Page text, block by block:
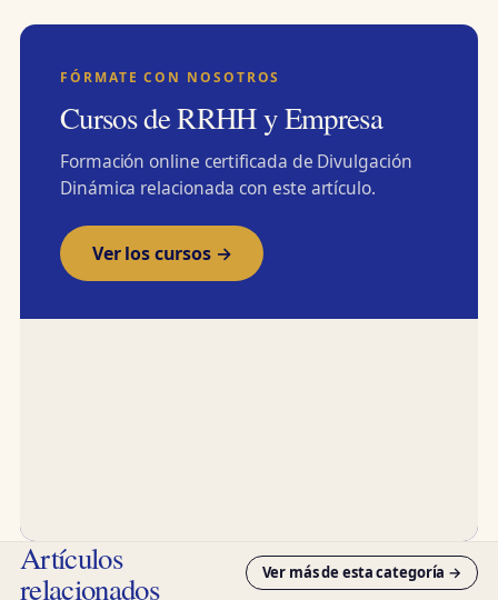
FÓRMATE CON NOSOTROS
Cursos de RRHH y Empresa
Formación online certificada de Divulgación
Dinámica relacionada con este artículo.
Ver los cursos →
Artículos
relacionados Ver más de esta categoría →